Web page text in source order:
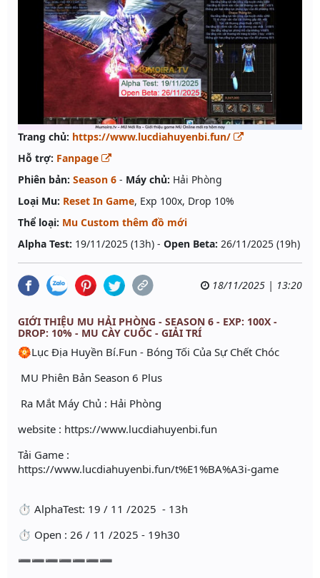
Trang chủ: https://www.lucdiahuyenbi.fun/
Hỗ trợ: Fanpage
Phiên bản: Season 6 - Máy chủ: Hải Phòng
Loại Mu: Reset In Game, Exp 100x, Drop 10%
Thể loại: Mu Custom thêm đồ mới
Alpha Test: 19/11/2025 (13h) - Open Beta: 26/11/2025 (19h)
18/11/2025 | 13:20
GIỚI THIỆU MU HẢI PHÒNG - SEASON 6 - EXP: 100X -
DROP: 10% - MU CÀY CUỐC - GIẢI TRÍ
🏵Lục Địa Huyền Bí.Fun - Bóng Tối Của Sự Chết Chóc
MU Phiên Bản Season 6 Plus
Ra Mắt Máy Chủ : Hải Phòng
website : https://www.lucdiahuyenbi.fun
Tải Game :
https://www.lucdiahuyenbi.fun/t%E1%BA%A3i-game
⏱ AlphaTest: 19 / 11 /2025 - 13h
⏱ Open : 26 / 11 /2025 - 19h30
➖➖➖➖➖➖➖